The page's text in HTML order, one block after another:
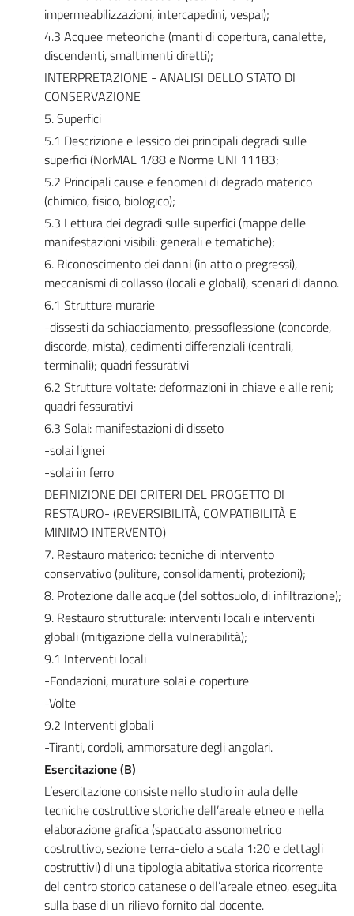
impermeabilizzazioni, intercapedini, vespai);
4.3 Acquee meteoriche (manti di copertura, canalette,
discendenti, smaltimenti diretti);
INTERPRETAZIONE - ANALISI DELLO STATO DI
CONSERVAZIONE
5. Superfici
5.1 Descrizione e lessico dei principali degradi sulle
superfici (NorMAL 1/88 e Norme UNI 11183;
5.2 Principali cause e fenomeni di degrado materico
(chimico, fisico, biologico);
5.3 Lettura dei degradi sulle superfici (mappe delle
manifestazioni visibili: generali e tematiche);
6. Riconoscimento dei danni (in atto o pregressi),
meccanismi di collasso (locali e globali), scenari di danno.
6.1 Strutture murarie
-dissesti da schiacciamento, pressoflessione (concorde,
discorde, mista), cedimenti differenziali (centrali,
terminali); quadri fessurativi
6.2 Strutture voltate: deformazioni in chiave e alle reni;
quadri fessurativi
6.3 Solai: manifestazioni di disseto
-solai lignei
-solai in ferro
DEFINIZIONE DEI CRITERI DEL PROGETTO DI
RESTAURO- (REVERSIBILITÀ, COMPATIBILITÀ E
MINIMO INTERVENTO)
7. Restauro materico: tecniche di intervento
conservativo (puliture, consolidamenti, protezioni);
8. Protezione dalle acque (del sottosuolo, di infiltrazione);
9. Restauro strutturale: interventi locali e interventi
globali (mitigazione della vulnerabilità);
9.1 Interventi locali
-Fondazioni, murature solai e coperture
-Volte
9.2 Interventi globali
-Tiranti, cordoli, ammorsature degli angolari.
Esercitazione (B)
L’esercitazione consiste nello studio in aula delle
tecniche costruttive storiche dell’areale etneo e nella
elaborazione grafica (spaccato assonometrico
costruttivo, sezione terra-cielo a scala 1:20 e dettagli
costruttivi) di una tipologia abitativa storica ricorrente
del centro storico catanese o dell’areale etneo, eseguita
sulla base di un rilievo fornito dal docente.